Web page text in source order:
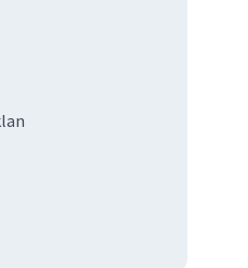
berkaitan dengan